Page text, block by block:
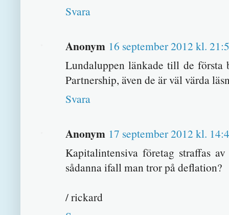
Svara
Anonym 16 september 2012 kl.
Lundaluppen länkade till de första
Partnership, även de är väl värda
Svara
Anonym 17 september 2012 kl.
Kapitalintensiva företag straffas
sådanna ifall man tror på deflation?
/ rickard